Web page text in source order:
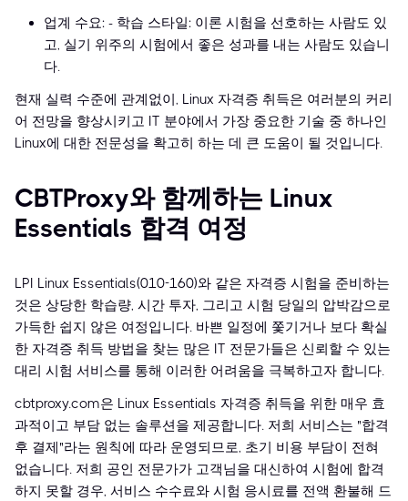
업계 수요: - 학습 스타일: 이론 시험을 선호하는 사람도 있
고, 실기 위주의 시험에서 좋은 성과를 내는 사람도 있습니
다.
현재 실력 수준에 관계없이, Linux 자격증 취득은 여러분의 커리
어 전망을 향상시키고 IT 분야에서 가장 중요한 기술 중 하나인
Linux에 대한 전문성을 확고히 하는 데 큰 도움이 될 것입니다.
CBTProxy와 함께하는 Linux
Essentials 합격 여정
LPI Linux Essentials(010-160)와 같은 자격증 시험을 준비하는
것은 상당한 학습량, 시간 투자, 그리고 시험 당일의 압박감으로
가득한 쉽지 않은 여정입니다. 바쁜 일정에 쫓기거나 보다 확실
한 자격증 취득 방법을 찾는 많은 IT 전문가들은 신뢰할 수 있는
대리 시험 서비스를 통해 이러한 어려움을 극복하고자 합니다.
cbtproxy.com은 Linux Essentials 자격증 취득을 위한 매우 효
과적이고 부담 없는 솔루션을 제공합니다. 저희 서비스는 "합격
후 결제"라는 원칙에 따라 운영되므로, 초기 비용 부담이 전혀
없습니다. 저희 공인 전문가가 고객님을 대신하여 시험에 합격
하지 못할 경우, 서비스 수수료와 시험 응시료를 전액 환불해 드